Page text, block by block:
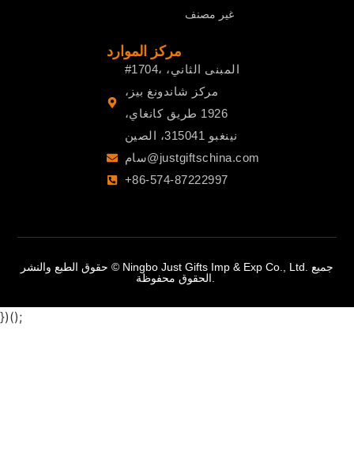
غير مصنف
مركز الموارد
#1704، المبنى الثاني،
مركز شاندونغ بيز،
1926 طريق كانغاي،
نينغبو 315041، الصين
سام@justgiftschina.com
+86-574-87222997
حقوق الطبع والنشر © Ningbo Just Gifts Imp & Exp Co., Ltd. جميع
الحقوق محفوظة.
})();